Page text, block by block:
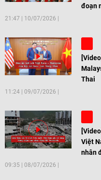
đoạn
21:47 10/07/2026
Thai
11:24 09/07/2026
Việt
nhân
09:35 08/07/2026